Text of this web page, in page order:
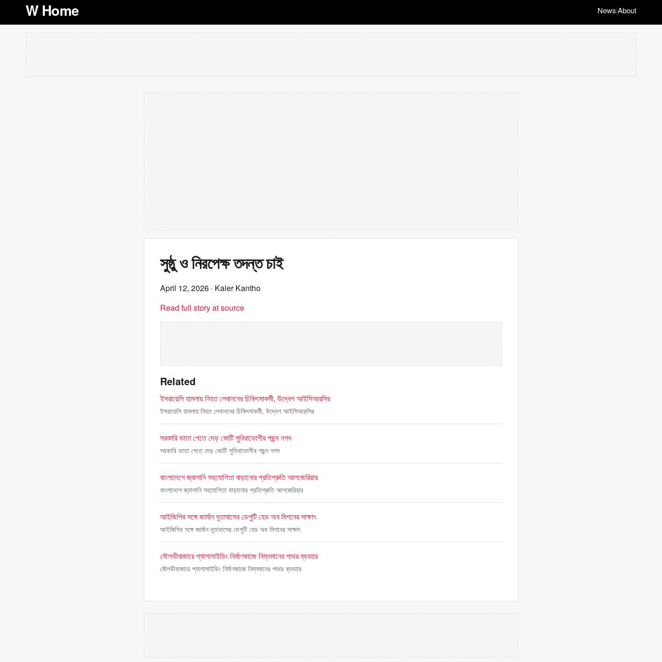
W Home News|About
সুষ্ঠু ও নিরপেক্ষ তদন্ত চাই
April 12, 2026 · Kaler Kantho
Read full story at source
Related
ইসরায়েলি হামলায় নিহত লেবাননের চিকিৎসাকর্মী, উদ্বেগ আইসিআরসির
ইসরায়েলি হামলায় নিহত লেবাননের চিকিৎসাকর্মী, উদ্বেগ আইসিআরসির
সরকারি ভাতা পেতে দেড় কোটি সুবিধাভোগীর পছন্দ নগদ
সরকারি ভাতা পেতে দেড় কোটি সুবিধাভোগীর পছন্দ নগদ
বাংলাদেশে জ্বালানি সহযোগিতা বাড়ানোর প্রতিশ্রুতি আলজেরিয়ার
বাংলাদেশে জ্বালানি সহযোগিতা বাড়ানোর প্রতিশ্রুতি আলজেরিয়ার
আইজিপির সঙ্গে জার্মান দূতাবাসের ডেপুটি হেড অব মিশনের সাক্ষাৎ
আইজিপির সঙ্গে জার্মান দূতাবাসের ডেপুটি হেড অব মিশনের সাক্ষাৎ
মৌলভীবাজারে প্যালাসাইডিং নির্মাণকাজে নিম্নমানের পাথর ব্যবহার
মৌলভীবাজারে প্যালাসাইডিং নির্মাণকাজে নিম্নমানের পাথর ব্যবহার